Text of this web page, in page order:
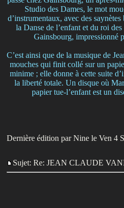
Studio des Dames, le mot
d’instrumentaux, avec des
la Danse de l’enfant et du roi
Gainsbourg, impressionné
C’est ainsi que de la musique de
mouches qui finit collé sur un
minime ; elle donne à cette suite
la liberté totale. Un disque où
papier tue-l’enfant est un
Dernière édition par Nine le Ven 4
Sujet: Re: JEAN CLAUDE